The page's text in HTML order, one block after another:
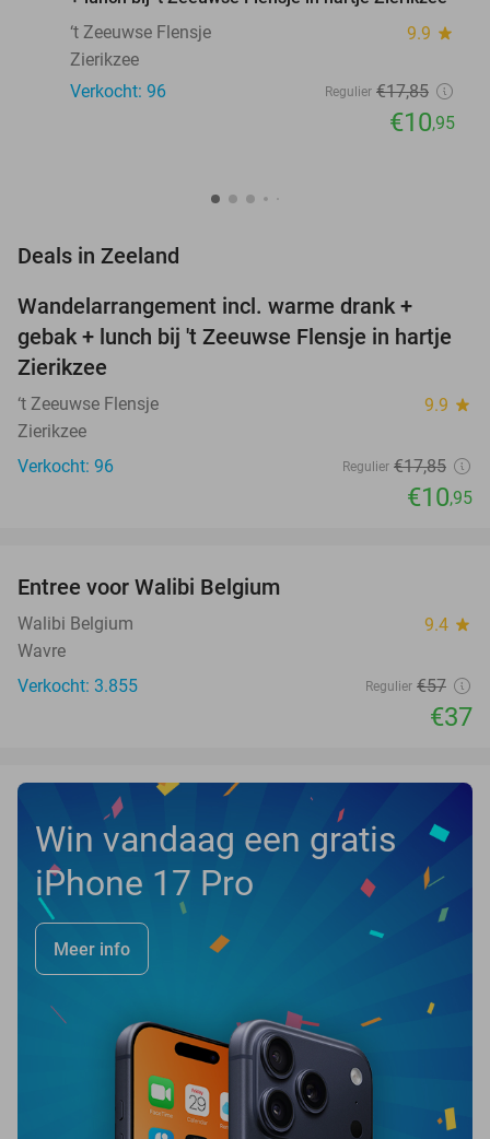
‘t Zeeuwse Flensje
9.9 star
Zierikzee
Verkocht: 96
Regulier €17,85
€10,95
Deals in Zeeland
TODAY
Wandelarrangement incl. warme drank +
gebak + lunch bij 't Zeeuwse Flensje in hartje
Zierikzee
‘t Zeeuwse Flensje 9.9 star
Zierikzee
Verkocht: 96
Regulier €17,85
€10,95
Entree voor Walibi Belgium
Walibi Belgium 9.4 star
Wavre
Verkocht: 3.855
Regulier €57
€37
Win vandaag een gratis
iPhone 17 Pro
Meer info